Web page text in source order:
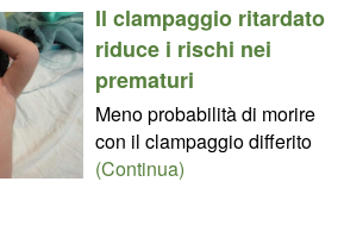
Il clampaggio ritardato
riduce i rischi nei
prematuri
Meno probabilità di morire
con il clampaggio differito
(Continua)